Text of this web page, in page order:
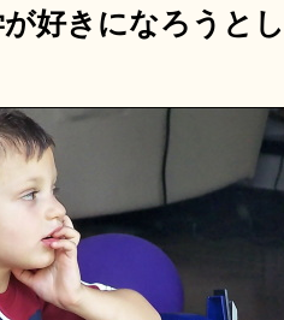
好きになろうと